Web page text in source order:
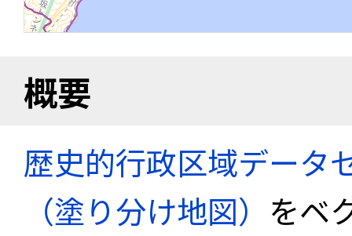
概要
歴史的行政区域データ
（塗り分け地図） をベ